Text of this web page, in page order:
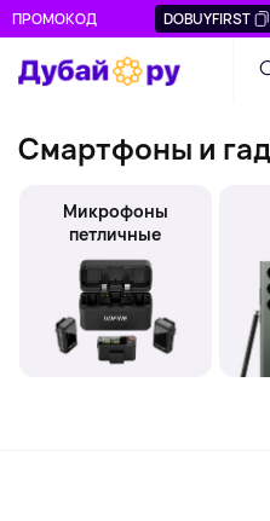
ПРОМОКОД DOBUYFIRST
Смартфоны и
Микрофоны
петличные